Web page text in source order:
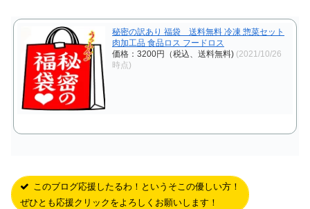
秘密の訳あり 福袋 送料無料 冷凍 惣菜セット
肉加工品 食品ロス フードロス
価格：3200円（税込、送料無料) (2021/10/26
時点)
このブログ応援したるわ！というそこの優しい方！
ぜひとも応援クリックをよろしくお願いします！